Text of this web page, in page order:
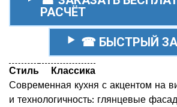
РАСЧЁТ
☎ БЫСТРЫЙ
Стиль
Классика
Современная кухня с акцентом на
и технологичность: глянцевые